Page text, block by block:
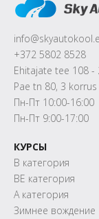
+372 5802 8528
Ehitajate tee 108 -
Pae tn 80, 3 korrus
Пн-Пт 10:00-16:00
Пн-Пт 9:00-17:00
КУРСЫ
B категория
BE категория
A категория
Зимнее вождение